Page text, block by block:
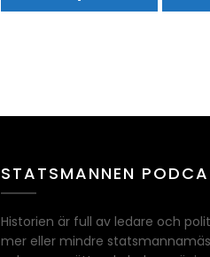
STATSMANNEN
Historien är full av ledare och
mer eller mindre